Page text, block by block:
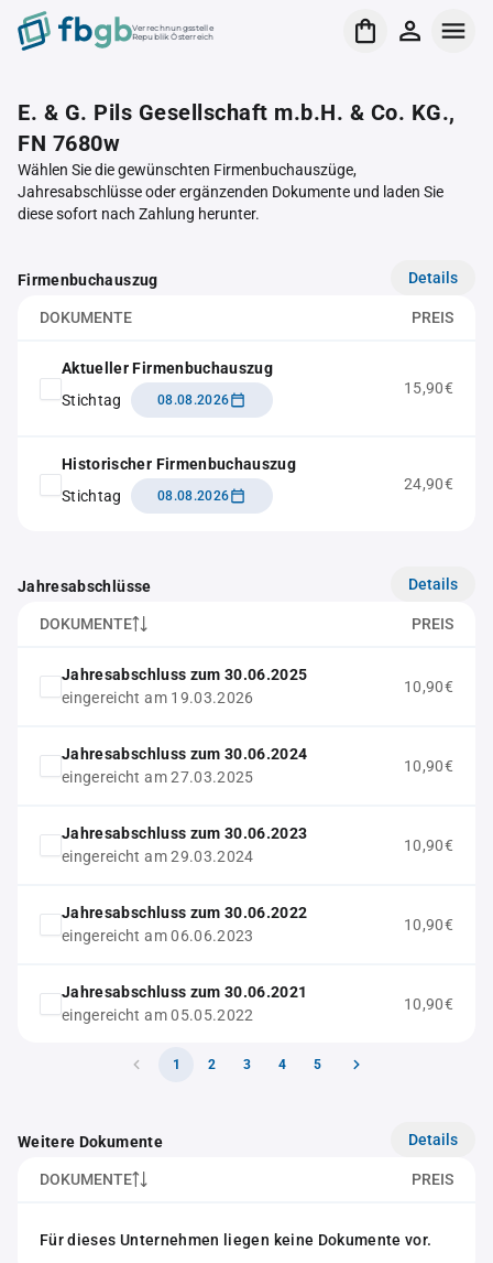
Verrechnungsstelle
Republik Österreich
E. & G. Pils Gesellschaft m.b.H. & Co. KG.,
FN 7680w
Wählen Sie die gewünschten Firmenbuchauszüge,
Jahresabschlüsse oder ergänzenden Dokumente und laden Sie
diese sofort nach Zahlung herunter.
Firmenbuchauszug Details
DOKUMENTE PREIS
Aktueller Firmenbuchauszug
Stichtag
08.08.2026
15,90€
Historischer Firmenbuchauszug
Stichtag
08.08.2026
24,90€
Jahresabschlüsse Details
DOKUMENTE PREIS
Jahresabschluss zum 30.06.2025
eingereicht am 19.03.2026
10,90€
Jahresabschluss zum 30.06.2024
eingereicht am 27.03.2025
10,90€
Jahresabschluss zum 30.06.2023
eingereicht am 29.03.2024
10,90€
Jahresabschluss zum 30.06.2022
eingereicht am 06.06.2023
10,90€
Jahresabschluss zum 30.06.2021
eingereicht am 05.05.2022
10,90€
1 2 3 4 5
Weitere Dokumente Details
DOKUMENTE PREIS
Für dieses Unternehmen liegen keine Dokumente vor.